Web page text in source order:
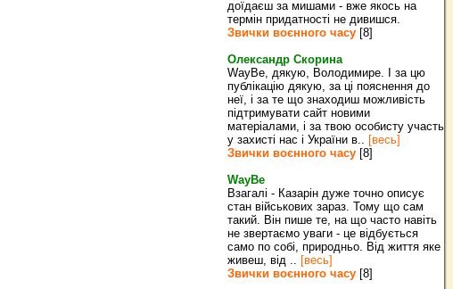
доїдаєш за мишами - вже якось на
термін придатності не дивишся.
Звички воєнного часу [8]
Олександр Скорина
WayBe, дякую, Володимире. І за цю
публікацію дякую, за ці пояснення до
неї, і за те що знаходиш можливість
підтримувати сайт новими
матеріалами, і за твою особисту участь
у захисті нас і України в.. [весь]
Звички воєнного часу [8]
WayBe
Взагалі - Казарін дуже точно описує
стан військових зараз. Тому що сам
такий. Він пише те, на що часто навіть
не звертаємо уваги - це відбується
само по собі, природньо. Від життя яке
живеш, від .. [весь]
Звички воєнного часу [8]